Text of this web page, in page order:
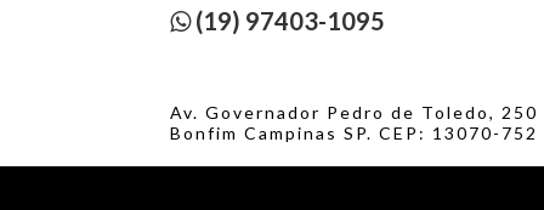
(19) 97403-1095
Av. Governador Pedro de Toledo, 250
Bonfim Campinas SP. CEP: 13070-752